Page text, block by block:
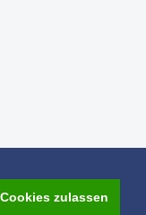
Cookies zulassen